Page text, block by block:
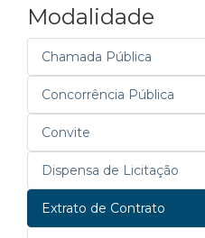
Modalidade
Chamada Pública
Concorrência Pública
Convite
Dispensa de Licitação
Extrato de Contrato